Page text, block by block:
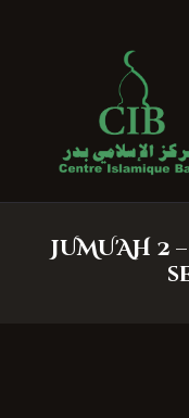
JUMU'AH
Accueil
À propos
Services
Faire un don